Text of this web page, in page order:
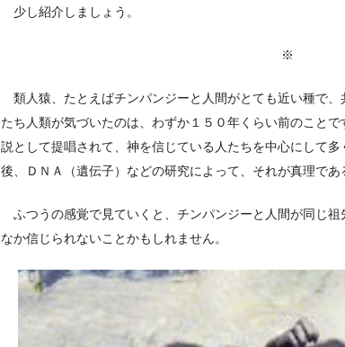
少し紹介しましょう。
※
類人猿、たとえばチンパンジーと人間がとても近い種で
たち人類が気づいたのは、わずか１５０年くらい前のこと
説として提唱されて、神を信じている人たちを中心にして
後、ＤＮＡ（遺伝子）などの研究によって、それが真理で
ふつうの感覚で見ていくと、チンパンジーと人間が同じ
なか信じられないことかもしれません。